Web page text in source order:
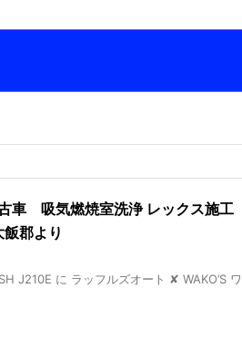
古車 吸気燃焼室洗浄 レックス
郡より
J210E に ラッフルズオート ✘